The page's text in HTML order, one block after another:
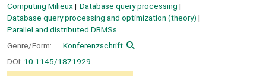
Computing Milieux
Database query processing
Database query processing and optimization (theory)
Parallel and distributed DBMSs
Genre/Form:
Konferenzschrift
DOI: 10.1145/1871929